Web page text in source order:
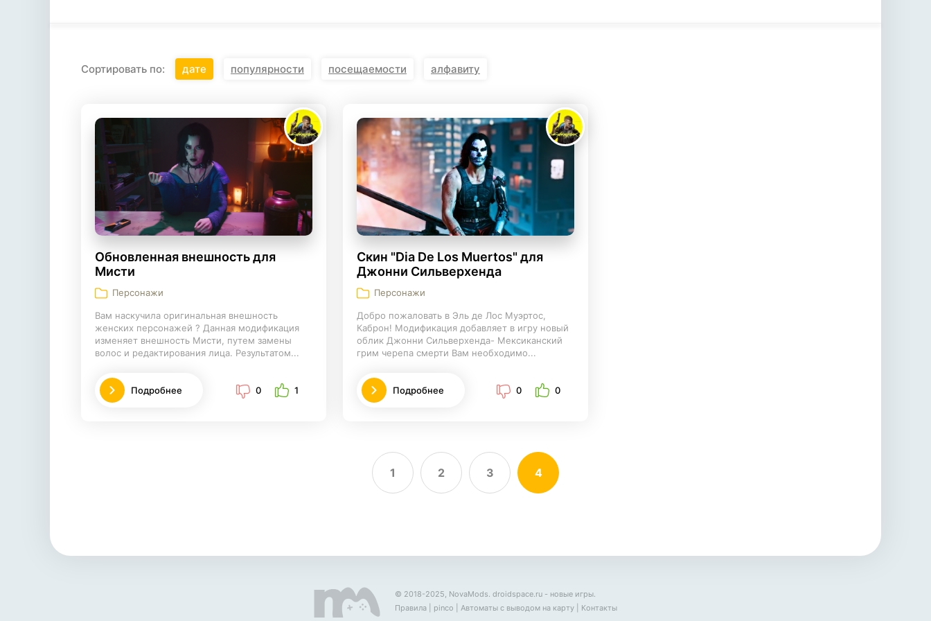
Сортировать по: дате популярности посещаемости алфавиту
Обновленная внешность для
Мисти
Персонажи
Вам наскучила оригинальная внешность
женских персонажей ? Данная модификация
изменяет внешность Мисти, путем замены
волос и редактирования лица. Результатом...
Подробнее 0 1
Скин "Dia De Los Muertos" для
Джонни Сильверхенда
Персонажи
Добро пожаловать в Эль де Лос Муэртос,
Каброн! Модификация добавляет в игру новый
облик Джонни Сильверхенда- Мексиканский
грим черепа смерти Вам необходимо...
Подробнее 0 0
1 2 3 4
© 2018-2025, NovaMods. droidspace.ru - новые игры.
Правила
pinco Автоматы с выводом на карту Контакты